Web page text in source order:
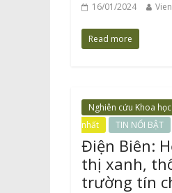
16/01/2024
Read more
Nghiên cứu Khoa học
nhất
TIN NỔI BẬT
Điện Biên:
thị xanh,
trường tín